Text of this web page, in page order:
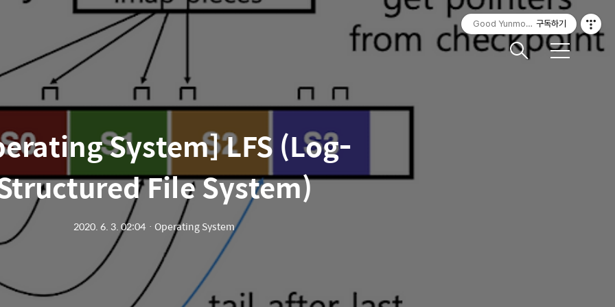
메
System] LFS (Log-
File System)
2020. 6. 3. 02:04ㆍ Operating System
Good Yunmorning구독하기